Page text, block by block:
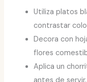
Utiliza platos
contrastar
Decora con
flores
Aplica un